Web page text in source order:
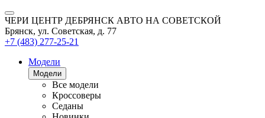
ЧЕРИ ЦЕНТР ДЕБРЯНСК АВТО НА СОВЕТСКОЙ
Брянск, ул. Советская, д. 77
+7 (483) 277-25-21
Модели
Модели
Все модели
Кроссоверы
Седаны